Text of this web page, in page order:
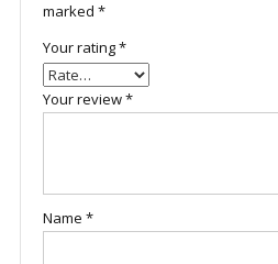
marked *
Your rating*
Your review*
Name *